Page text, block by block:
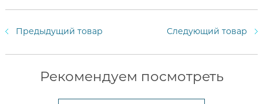
Предыдущий товар Следующий товар
Рекомендуем посмотреть